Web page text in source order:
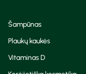
Šampūnas
Plaukų kaukės
Vitaminas D